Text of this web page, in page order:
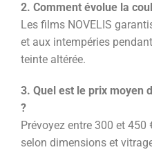
2. Comment évolue la
Les films NOVELIS
et aux intempéries
teinte altérée.
3. Quel est le prix moyen
?
Prévoyez entre 300 et 450
selon dimensions et